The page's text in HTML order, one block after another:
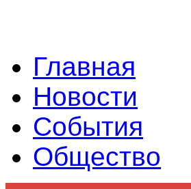
Главная
Новости
События
Общество